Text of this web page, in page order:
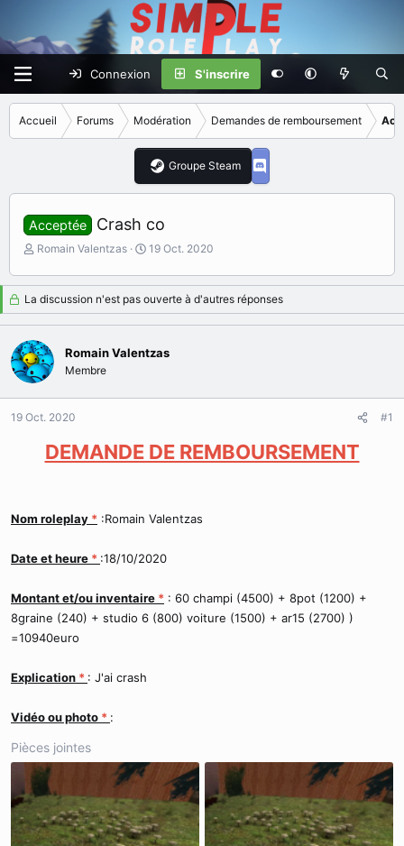
Connexion S'inscrire
Accueil Forums Modération Demandes de remboursement
Groupe Steam
Acceptée Crash co
I
i
i
a
t
e
u
c
s
o
n
Romain Valentzas
D
t
e
d
e
é
19 Oct. 2020
La discussion n'est pas ouverte à d'autres réponses
Romain Valentzas
Membre
19 Oct. 2020 #1
DEMANDE DE REMBOURSEMENT
Nom roleplay * :Romain Valentzas
Date et heure * :18/10/2020
Montant et/ou inventaire * : 60 champi (4500) + 8pot (1200) +
8graine (240) + studio 6 (800) voiture (1500) + ar15 (2700) )
=10940euro
Explication * : J'ai crash
Vidéo ou photo * :
Pièces jointes